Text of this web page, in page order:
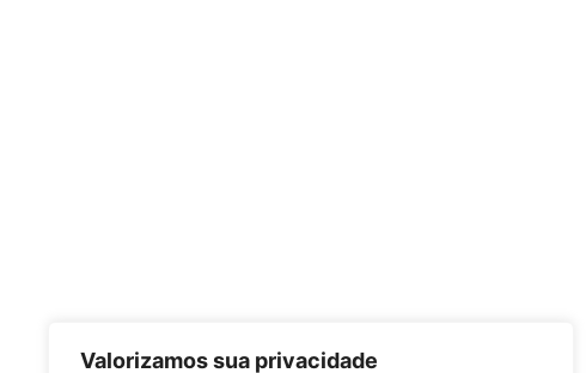
Valorizamos sua privacidade